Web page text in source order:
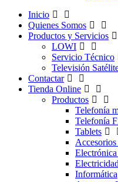
Inicio
Quienes Somos
Productos y Servicios
LOWI
Servicio Técnico
Televisión
Contactar
Tienda Online
Productos
Telefonía
Telefonía
Tablets
Electricidad
Informática